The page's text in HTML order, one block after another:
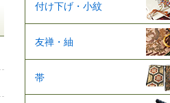
付け下げ・小紋
友禅・紬
帯